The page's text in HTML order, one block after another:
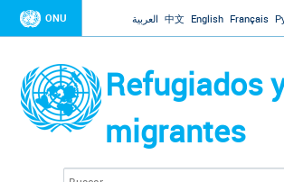
Jump to navigation
ONU العربية 中文 English Français
Refugiados
migrantes